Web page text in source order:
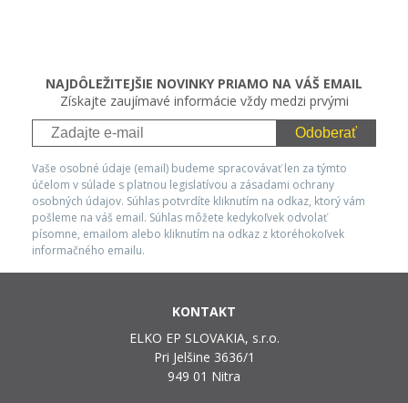
NAJDÔLEŽITEJŠIE NOVINKY PRIAMO NA VÁŠ EMAIL
Získajte zaujímavé informácie vždy medzi prvými
Odoberať
Vaše osobné údaje (email) budeme spracovávať len za týmto
účelom v súlade s platnou legislatívou a zásadami ochrany
osobných údajov. Súhlas potvrdíte kliknutím na odkaz, ktorý vám
pošleme na váš email. Súhlas môžete kedykoľvek odvolať
písomne, emailom alebo kliknutím na odkaz z ktoréhokoľvek
informačného emailu.
KONTAKT
ELKO EP SLOVAKIA, s.r.o.
Pri Jelšine 3636/1
949 01 Nitra